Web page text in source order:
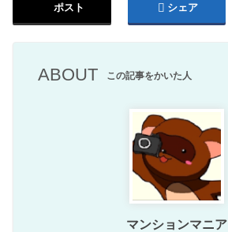
ポスト シェア
ABOUT この記事をかいた人
マンションマニア